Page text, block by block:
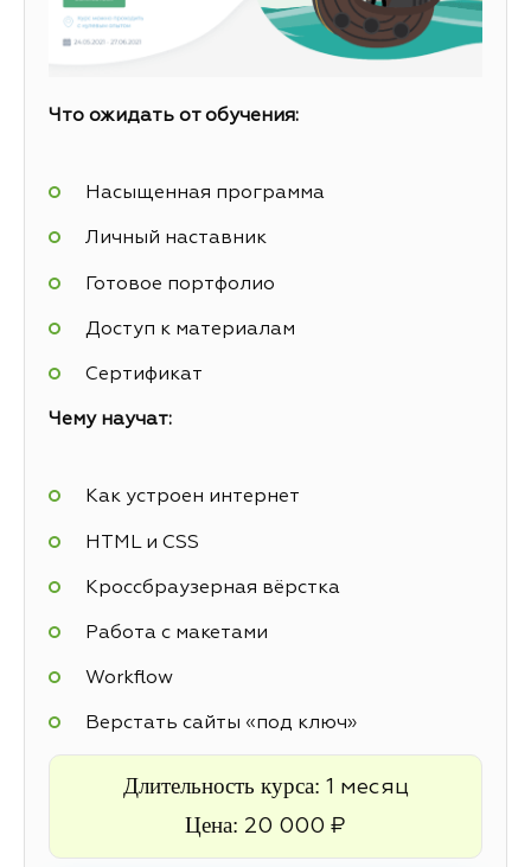
Что ожидать от обучения:
Насыщенная программа
Личный наставник
Готовое портфолио
Доступ к материалам
Сертификат
Чему научат:
Как устроен интернет
HTML и CSS
Кроссбраузерная вёрстка
Работа с макетами
Workflow
Верстать сайты «под ключ»
Длительность курса: 1 месяц
Цена: 20 000 ₽